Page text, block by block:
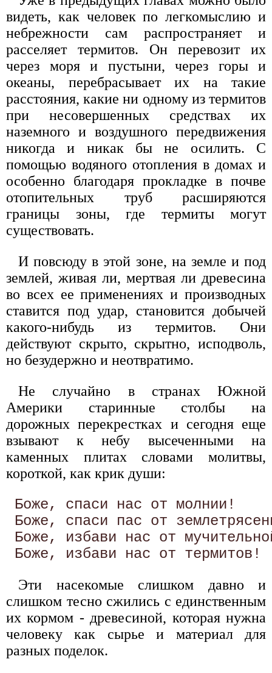
видеть, как человек по легкомыслию и
небрежности сам распространяет и
расселяет термитов. Он перевозит их
через моря и пустыни, через горы и
океаны, перебрасывает их на такие
расстояния, какие ни одному из термитов
при несовершенных средствах их
наземного и воздушного передвижения
никогда и никак бы не осилить. С
помощью водяного отопления в домах и
особенно благодаря прокладке в почве
отопительных труб расширяются
границы зоны, где термиты могут
существовать.
И повсюду в этой зоне, на земле и под
землей, живая ли, мертвая ли древесина
во всех ее применениях и производных
ставится под удар, становится добычей
какого-нибудь из термитов. Они
действуют скрыто, скрытно, исподволь,
но безудержно и неотвратимо.
Не случайно в странах Южной
Америки старинные столбы на
дорожных перекрестках и сегодня еще
взывают к небу высеченными на
каменных плитах словами молитвы,
короткой, как крик души:
Боже, спаси нас от молнии!
Боже, спаси пас от
Боже, избави нас от
Эти насекомые слишком давно и
слишком тесно сжились с единственным
их кормом - древесиной, которая нужна
человеку как сырье и материал для
разных поделок.